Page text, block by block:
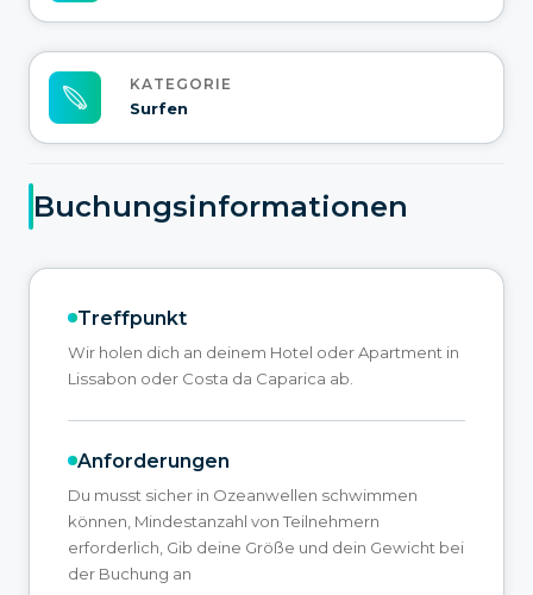
KATEGORIE
Surfen
Buchungsinformationen
Treffpunkt
Wir holen dich an deinem Hotel oder Apartment in
Lissabon oder Costa da Caparica ab.
Anforderungen
Du musst sicher in Ozeanwellen schwimmen
können, Mindestanzahl von Teilnehmern
erforderlich, Gib deine Größe und dein Gewicht bei
der Buchung an